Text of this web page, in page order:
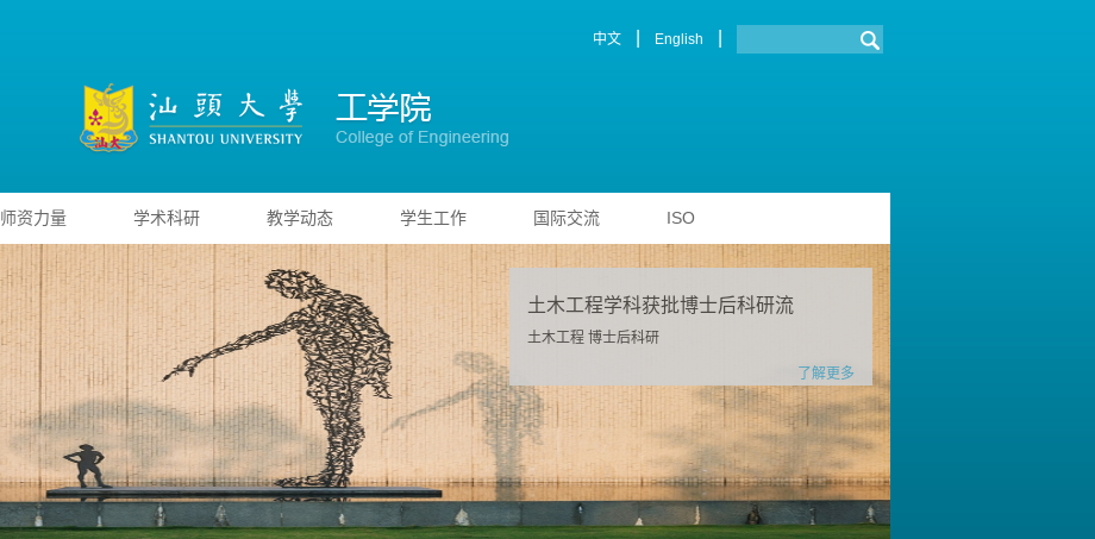
中文 English
师资力量 学术科研 教学动态 学生工作 国际交流 ISO
土木工程学科获批博士后科研流
土木工程 博士后科研
了解更多